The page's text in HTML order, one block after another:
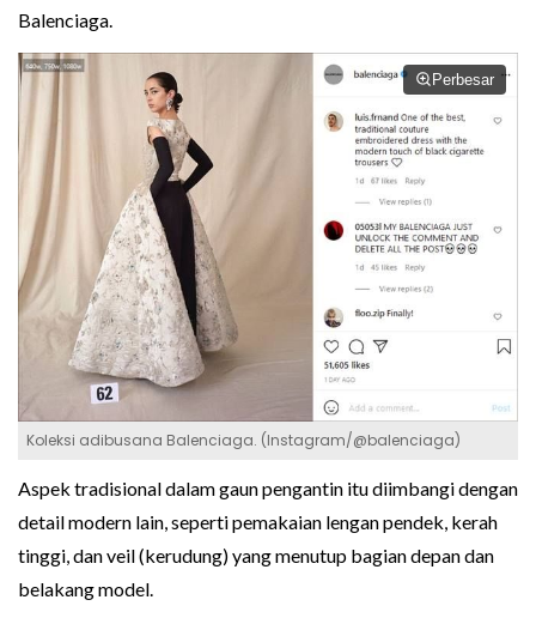
Balenciaga.
Perbesar
Koleksi adibusana Balenciaga. (Instagram/@balenciaga)
Aspek tradisional dalam gaun pengantin itu diimbangi dengan
detail modern lain, seperti pemakaian lengan pendek, kerah
tinggi, dan veil (kerudung) yang menutup bagian depan dan
belakang model.